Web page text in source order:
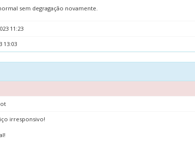
sem degragação novamente.
11:23
13:03
irresponsivo!